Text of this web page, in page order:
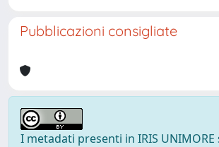
Pubblicazioni consigliate
I metadati presenti in IRIS